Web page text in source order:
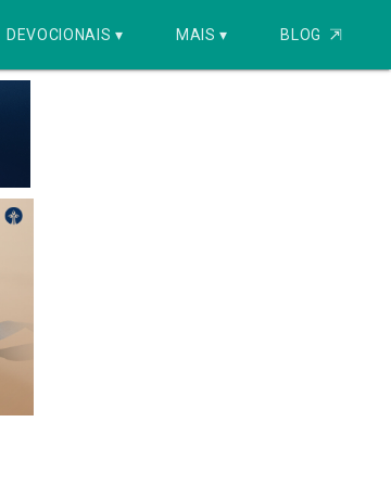
DEVOCIONAIS ▾ MAIS ▾ BLOG ⇱